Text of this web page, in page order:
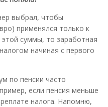
выбрал, чтобы
применялся только к
суммы, то заработная
начиная с первого
по пенсии часто
если пенсия меньше
налога. Напомню,